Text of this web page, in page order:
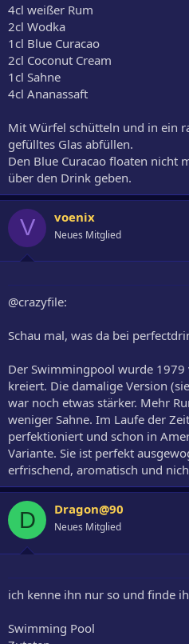
4cl weißer Rum
2cl Wodka
1cl Blue Curacao
2cl Coconut Cream
1cl Sahne
4cl Ananassaft
Mit Würfel schütteln und in ein
gefülltes Glas abfüllen.
Den Blue Curacao floaten nicht
über den Drink geben.
V voenix
Neues Mitglied
@crazyfile:
Schau mal, was da bei
Der Swimmingpool wurde 1979
kreiert. Die damalige Version
war noch etwas stärker. Mehr
weniger Sahne. Im Laufe der
perfektioniert und schon in
Variante. Sie ist perfekt
erfrischend, aromatisch und
D Dragon@90
Neues Mitglied
ich kenne ihn nur so und finde
Swimming Pool